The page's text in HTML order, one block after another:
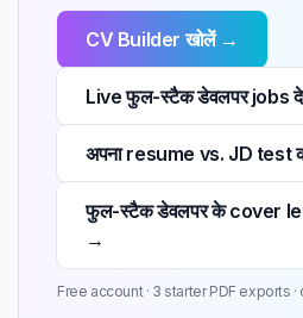
CV Builder खोलें →
Live फुल-स्टैक डेवलपर jobs
अपना resume vs. JD test
फुल-स्टैक डेवलपर के cover
→
Free account · 3 starter PDF exports ·